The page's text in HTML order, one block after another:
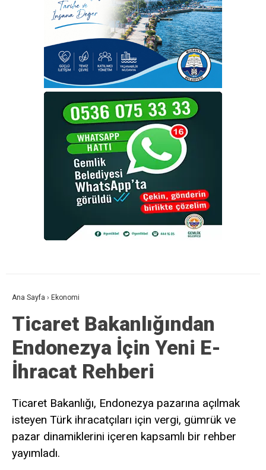
Ana Sayfa › Ekonomi
Ticaret Bakanlığından
Endonezya İçin Yeni E-
İhracat Rehberi
Ticaret Bakanlığı, Endonezya pazarına açılmak
isteyen Türk ihracatçıları için vergi, gümrük ve
pazar dinamiklerini içeren kapsamlı bir rehber
yayımladı.